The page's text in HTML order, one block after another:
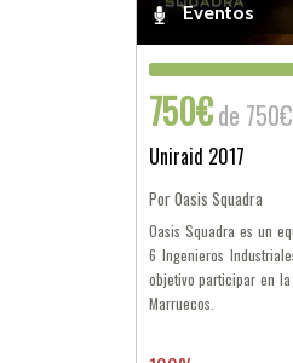
Eventos
750€de 750€
Uniraid 2017
Por Oasis Squadra
Oasis Squadra es un
6 Ingenieros
objetivo participar en
Marruecos.